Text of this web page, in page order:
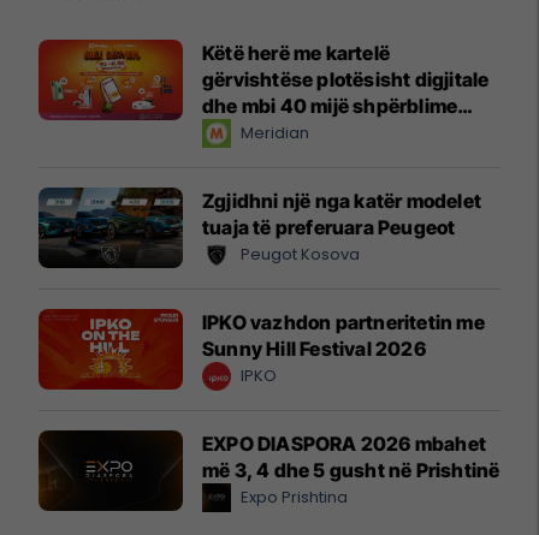
Këtë herë me kartelë
gërvishtëse plotësisht digjitale
dhe mbi 40 mijë shpërblime
instant!Meridian
Zgjidhni një nga katër modelet
tuaja të preferuara Peugeot
Peugot Kosova
IPKO vazhdon partneritetin me
Sunny Hill Festival 2026
IPKO
EXPO DIASPORA 2026 mbahet
më 3, 4 dhe 5 gusht në Prishtinë
Expo Prishtina